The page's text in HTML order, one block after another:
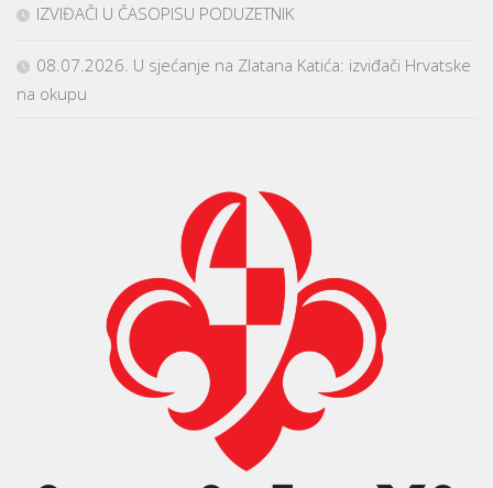
IZVIĐAČI U ČASOPISU PODUZETNIK
08.07.2026. U sjećanje na Zlatana Katića: izviđači Hrvatske
na okupu